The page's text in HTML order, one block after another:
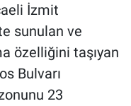
İzmit
sunulan ve
özelliğini taşıyan
Bulvarı
23